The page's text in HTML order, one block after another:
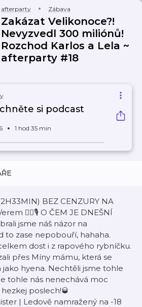
afterparty Zábava
Zakázat Velikonoce?!
Nevyzvedl 300 miliónů!
Rozchod Karlos a Lela ~
afterparty #18
si podcast
1 hod 35 min
(2H33MIN) BEZ CENZURY NA
👈🏼🎙️ O ČEM JE DNEŠNÍ
jsme náš názor na
to zase nepobouří, hahaha.
dost i z rapového rybníčku.
přes Míny mámu, která se
hyena. Nechtěli jsme tohle
tohle nás nenechává moc
poslech!🥃
| Ledově namražený na -18